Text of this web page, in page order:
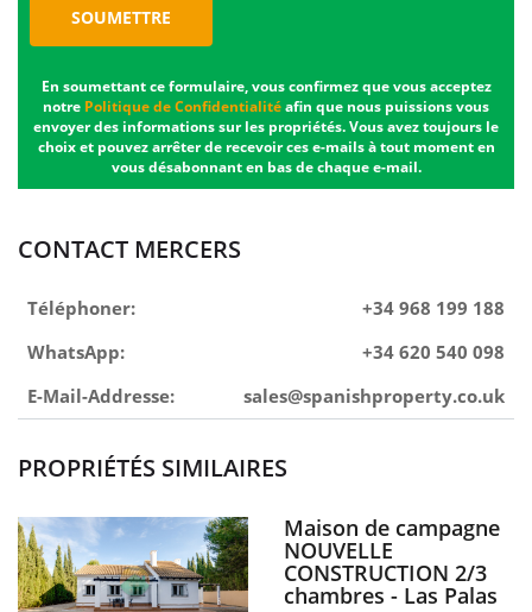
SOUMETTRE
En soumettant ce formulaire, vous confirmez que vous acceptez
notre Politique de Confidentialitéafin que nous puissions vous
envoyer des informations sur les propriétés. Vous avez toujours le
choix et pouvez arrêter de recevoir ces e-mails à tout moment en
vous désabonnant en bas de chaque e-mail.
CONTACT MERCERS
Téléphoner:
+34 968 199 188
WhatsApp:
+34 620 540 098
E-Mail-Addresse:
sales@spanishproperty.co.uk
PROPRIÉTÉS SIMILAIRES
Maison de campagne
NOUVELLE
CONSTRUCTION 2/3
chambres - Las Palas